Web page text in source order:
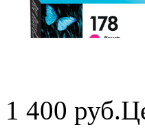
1 400 руб.